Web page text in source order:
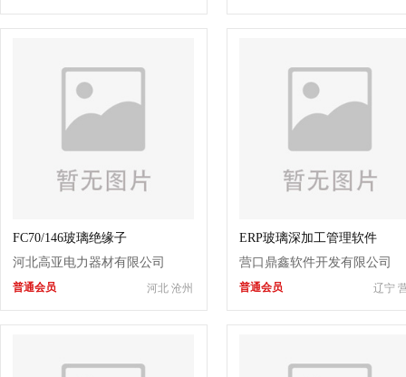
FC70/146玻璃绝缘子
河北高亚电力器材有限公司
河北 沧州
普通会员
ERP玻璃深加工管理软件
营口鼎鑫软件开发有限公司
辽宁
普通会员